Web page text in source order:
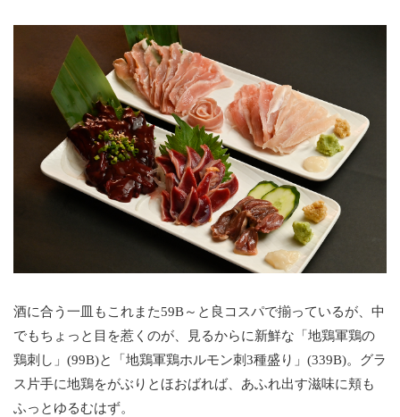
酒に合う一皿もこれまた59B～と良コスパで揃っているが、中
でもちょっと目を惹くのが、見るからに新鮮な「地鶏軍鶏の
鶏刺し」(99B)と「地鶏軍鶏ホルモン刺3種盛り」(339B)。グラ
ス片手に地鶏をがぶりとほおばれば、あふれ出す滋味に頬も
ふっとゆるむはず。